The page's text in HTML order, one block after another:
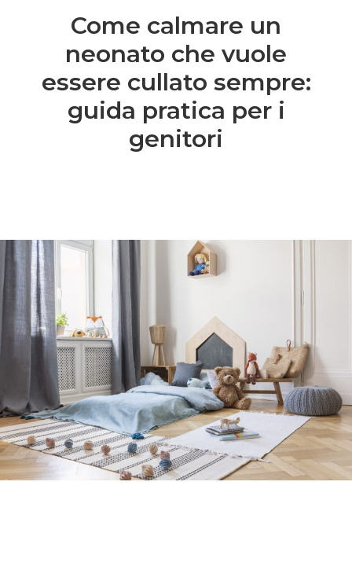
Come calmare un
neonato che vuole
essere cullato sempre:
guida pratica per i
genitori